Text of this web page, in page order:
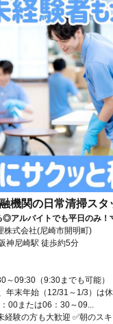
機関の日常清掃スタ
◎アルバイトでも平日のみ！
株式会社(尼崎市開明町)
神尼崎駅 徒歩約5分
～09:30（9:30までも可能）
年末年始（12/31～1/3）は
00または06：30～09...
経験の方も大歓迎 ✅朝のス